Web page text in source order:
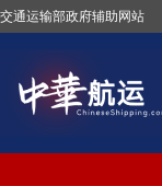
交通运输部政府辅助网站